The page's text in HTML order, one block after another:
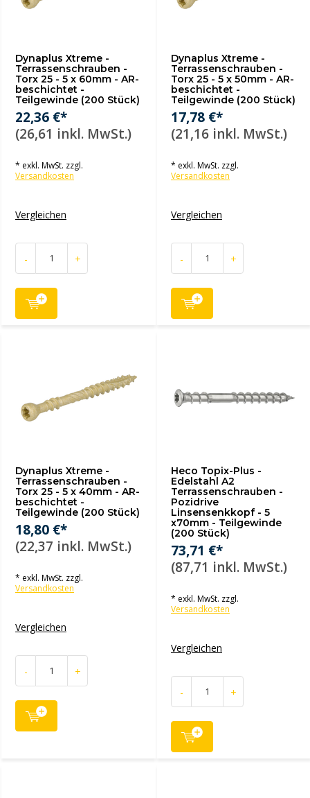
Dynaplus Xtreme -
Terrassenschrauben -
Torx 25 - 5 x 60mm - AR-
beschichtet -
Teilgewinde (200 Stück)
22,36 €*
(26,61 inkl. MwSt.)
* exkl. MwSt. zzgl.
Versandkosten
Vergleichen
- +
Dynaplus Xtreme -
Terrassenschrauben -
Torx 25 - 5 x 50mm - AR-
beschichtet -
Teilgewinde (200 Stück)
17,78 €*
(21,16 inkl. MwSt.)
* exkl. MwSt. zzgl.
Versandkosten
Vergleichen
- +
Dynaplus Xtreme -
Terrassenschrauben -
Torx 25 - 5 x 40mm - AR-
beschichtet -
Teilgewinde (200 Stück)
18,80 €*
(22,37 inkl. MwSt.)
* exkl. MwSt. zzgl.
Versandkosten
Vergleichen
- +
Heco Topix-Plus -
Edelstahl A2
Terrassenschrauben -
Pozidrive
Linsensenkkopf - 5
x70mm - Teilgewinde
(200 Stück)
73,71 €*
(87,71 inkl. MwSt.)
* exkl. MwSt. zzgl.
Versandkosten
Vergleichen
- +